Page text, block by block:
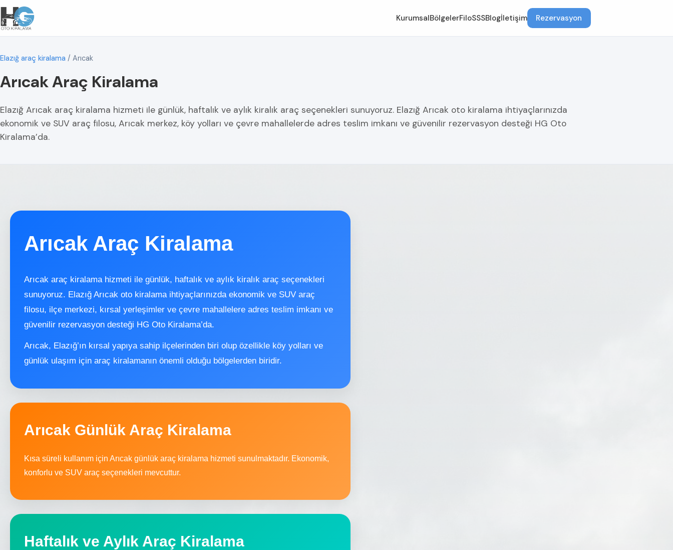
KurumsalBölgelerFiloSSSBlogİletişim Rezervasyon
Elazığ araç kiralama / Arıcak
Arıcak Araç Kiralama
Elazığ Arıcak araç kiralama hizmeti ile günlük, haftalık ve aylık kiralık araç seçenekleri sunuyoruz. Elazığ Arıcak oto kiralama ihtiyaçlarınızda
ekonomik ve SUV araç filosu, Arıcak merkez, köy yolları ve çevre mahallelerde adres teslim imkanı ve güvenilir rezervasyon desteği HG Oto
Kiralama’da.
Arıcak Araç Kiralama
Arıcak araç kiralama hizmeti ile günlük, haftalık ve aylık kiralık araç seçenekleri
sunuyoruz. Elazığ Arıcak oto kiralama ihtiyaçlarınızda ekonomik ve SUV araç
filosu, ilçe merkezi, kırsal yerleşimler ve çevre mahallelere adres teslim imkanı ve
güvenilir rezervasyon desteği HG Oto Kiralama’da.
Arıcak, Elazığ’ın kırsal yapıya sahip ilçelerinden biri olup özellikle köy yolları ve
günlük ulaşım için araç kiralamanın önemli olduğu bölgelerden biridir.
Arıcak Günlük Araç Kiralama
Kısa süreli kullanım için Arıcak günlük araç kiralama hizmeti sunulmaktadır. Ekonomik,
konforlu ve SUV araç seçenekleri mevcuttur.
Haftalık ve Aylık Araç Kiralama